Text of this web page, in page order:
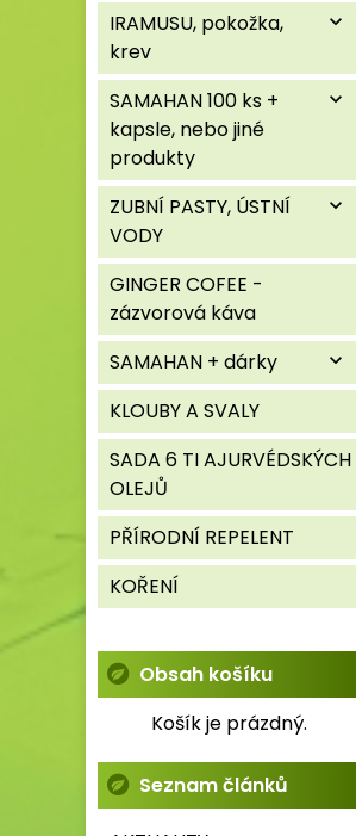
IRAMUSU, pokožka,
krev
expand_more
SAMAHAN 100 ks +
kapsle, nebo jiné
produkty
expand_more
ZUBNÍ PASTY, ÚSTNÍ
VODY
expand_more
GINGER COFEE -
zázvorová káva
SAMAHAN + dárky
expand_more
KLOUBY A SVALY
SADA 6 TI AJURVÉDSKÝCH
OLEJŮ
PŘÍRODNÍ REPELENT
KOŘENÍ
Obsah košíku
Košík je prázdný.
Seznam článků